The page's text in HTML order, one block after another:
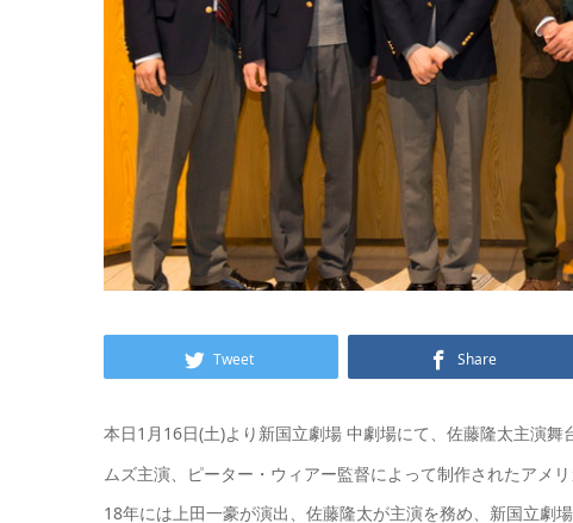
Tweet Share
本日1月16日(土)より新国立劇場 中劇場にて、佐藤隆太主演舞
ムズ主演、ピーター・ウィアー監督によって制作されたアメ
18年には上田一豪が演出、佐藤隆太が主演を務め、新国立劇